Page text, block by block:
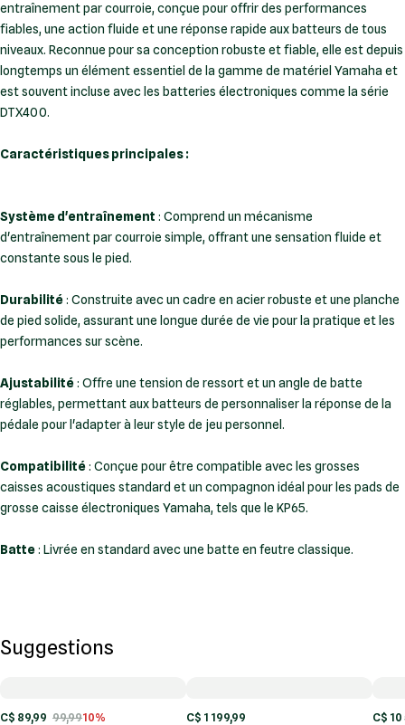
entraînement par courroie, conçue pour offrir des performances
fiables, une action fluide et une réponse rapide aux batteurs de tous
niveaux. Reconnue pour sa conception robuste et fiable, elle est depuis
longtemps un élément essentiel de la gamme de matériel Yamaha et
est souvent incluse avec les batteries électroniques comme la série
DTX400.
Caractéristiques principales :
Système d'entraînement : Comprend un mécanisme
d'entraînement par courroie simple, offrant une sensation fluide et
constante sous le pied.
Durabilité: Construite avec un cadre en acier robuste et une planche
de pied solide, assurant une longue durée de vie pour la pratique et les
performances sur scène.
Ajustabilité: Offre une tension de ressort et un angle de batte
réglables, permettant aux batteurs de personnaliser la réponse de la
pédale pour l'adapter à leur style de jeu personnel.
Compatibilité: Conçue pour être compatible avec les grosses
caisses acoustiques standard et un compagnon idéal pour les pads de
grosse caisse électroniques Yamaha, tels que le KP65.
Batte: Livrée en standard avec une batte en feutre classique.
Suggestions
C$ 89,99 99,9910%
C$ 1 199,99
C$